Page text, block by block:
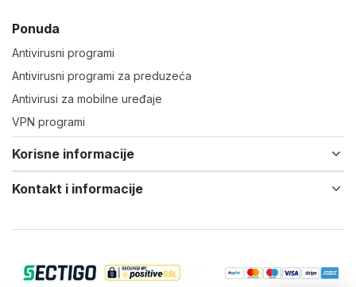
Ponuda
Antivirusni programi
Antivirusni programi za preduzeća
Antivirusi za mobilne uređaje
VPN programi
Korisne informacije
Kontakt i informacije